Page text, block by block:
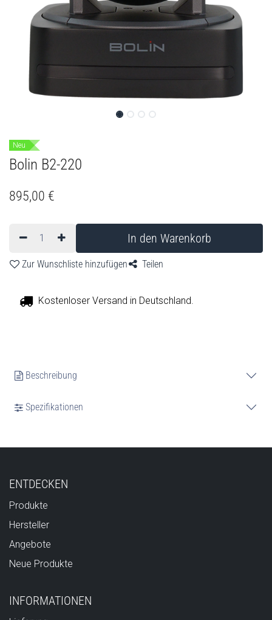
Neu
Bolin B2-220
895,00 €
In den Warenkorb
Zur Wunschliste hinzufügen Teilen
Kostenloser Versand in Deutschland.
Beschreibung
Spezifikationen
ENTDECKEN
Produkte
Hersteller
Angebote
Neue Produkte
INFORMATIONEN